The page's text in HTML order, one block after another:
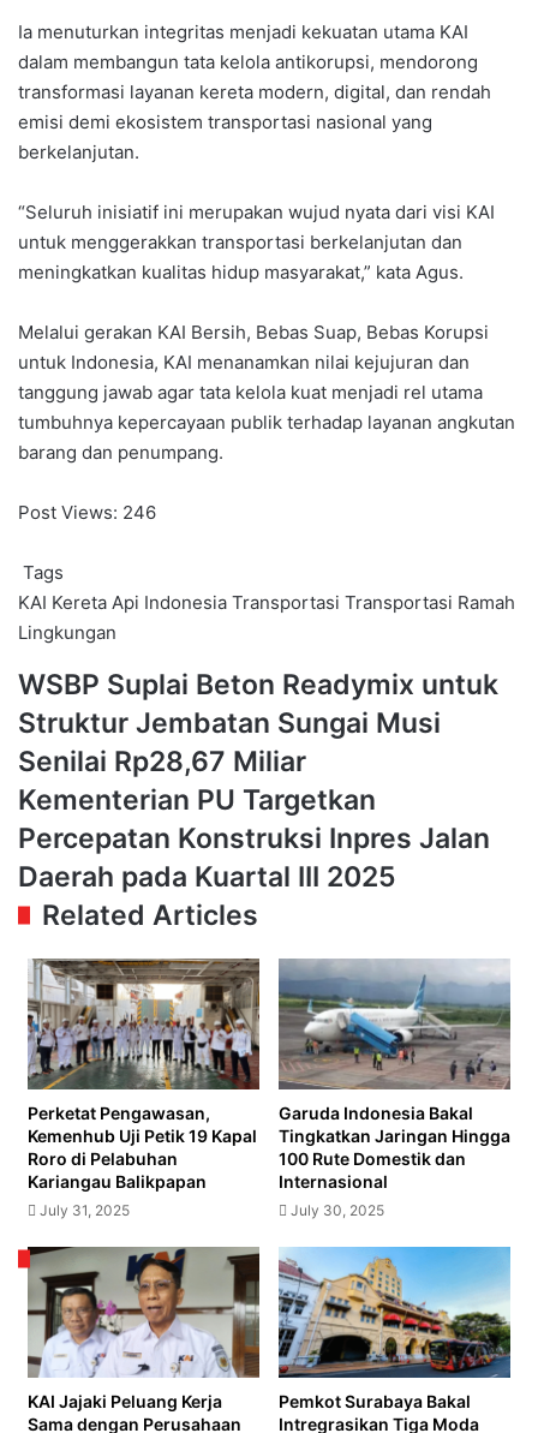
Ia menuturkan integritas menjadi kekuatan utama KAI
dalam membangun tata kelola antikorupsi, mendorong
transformasi layanan kereta modern, digital, dan rendah
emisi demi ekosistem transportasi nasional yang
berkelanjutan.
“Seluruh inisiatif ini merupakan wujud nyata dari visi KAI
untuk menggerakkan transportasi berkelanjutan dan
meningkatkan kualitas hidup masyarakat,” kata Agus.
Melalui gerakan KAI Bersih, Bebas Suap, Bebas Korupsi
untuk Indonesia, KAI menanamkan nilai kejujuran dan
tanggung jawab agar tata kelola kuat menjadi rel utama
tumbuhnya kepercayaan publik terhadap layanan angkutan
barang dan penumpang.
Post Views: 246
Tags
KAI Kereta Api Indonesia Transportasi Transportasi Ramah
Lingkungan
WSBP
Suplai
Beton
Readymix
untuk
Struktur
Jembatan
Sungai
Musi
Senilai
Rp28,67
WSBP Suplai Beton Readymix untuk
Struktur Jembatan Sungai Musi
Senilai Rp28,67 Miliar
Kementerian
Targetkan
Percepatan
Konstruksi
Inpres
Daerah
pada
Kuartal
2025
Kementerian PU Targetkan
Percepatan Konstruksi Inpres Jalan
Daerah pada Kuartal III 2025
Related Articles
Perketat Pengawasan,
Kemenhub Uji Petik 19 Kapal
Roro di Pelabuhan
Kariangau Balikpapan
July 31, 2025
Garuda Indonesia Bakal
Tingkatkan Jaringan Hingga
100 Rute Domestik dan
Internasional
July 30, 2025
KAI Jajaki Peluang Kerja
Sama dengan Perusahaan
Pemkot Surabaya Bakal
Intregrasikan Tiga Moda